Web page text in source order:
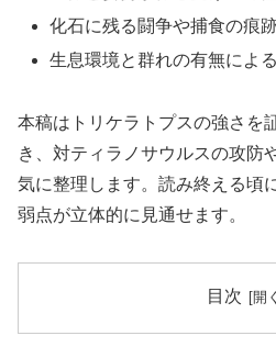
化石に残る闘争や捕食の痕
生息環境と群れの有無によ
本稿はトリケラトプスの強さを
き、対ティラノサウルスの攻防
気に整理します。読み終える頃
弱点が立体的に見通せます。
目次